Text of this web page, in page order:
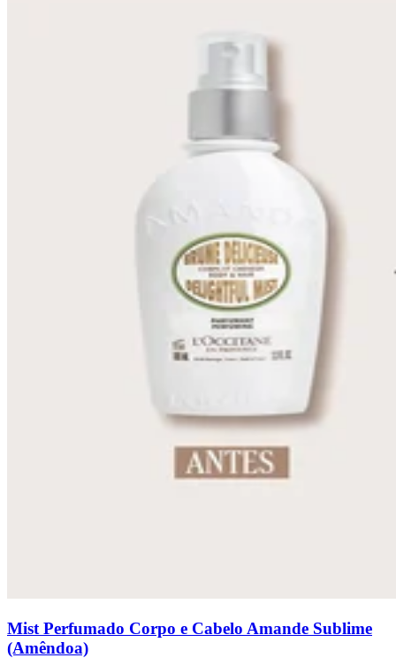
Mist Perfumado Corpo e Cabelo Amande Sublime
(Amêndoa)